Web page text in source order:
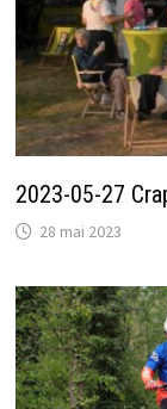
2023-05-27
28 mai 2023